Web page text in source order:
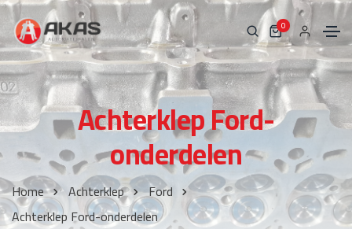
0
Achterklep Ford-
onderdelen
Home Achterklep
Ford
Achterklep Ford-onderdelen